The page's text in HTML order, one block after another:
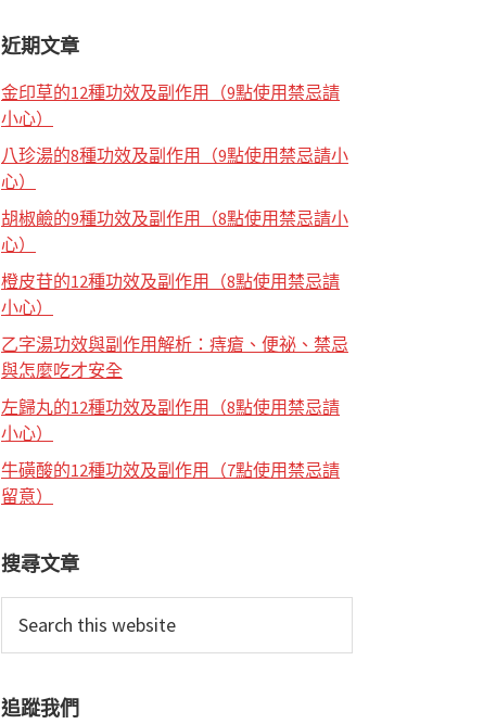
近期文章
金印草的12種功效及副作用（9點使用禁忌請
小心）
八珍湯的8種功效及副作用（9點使用禁忌請小
心）
胡椒鹼的9種功效及副作用（8點使用禁忌請小
心）
橙皮苷的12種功效及副作用（8點使用禁忌請
小心）
乙字湯功效與副作用解析：痔瘡、便祕、禁忌
與怎麼吃才安全
左歸丸的12種功效及副作用（8點使用禁忌請
小心）
牛磺酸的12種功效及副作用（7點使用禁忌請
留意）
搜尋文章
this
追蹤我們